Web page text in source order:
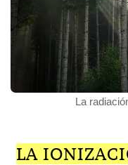
La
LA